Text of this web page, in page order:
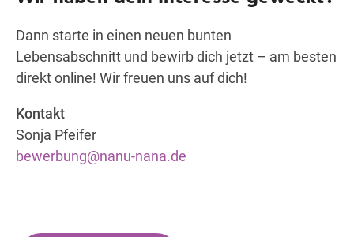
Dann starte in einen neuen bunten
Lebensabschnitt und bewirb dich jetzt – am besten
direkt online! Wir freuen uns auf dich!
Kontakt
Sonja Pfeifer
bewerbung@nanu-nana.de